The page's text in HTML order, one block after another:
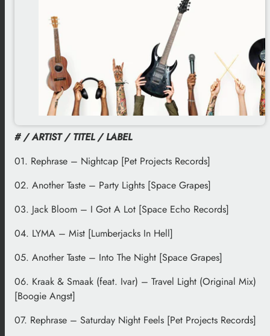
# / ARTIST / TITEL / LABEL
01. Rephrase – Nightcap [Pet Projects Records]
02. Another Taste – Party Lights [Space Grapes]
03. Jack Bloom – I Got A Lot [Space Echo Records]
04. LYMA – Mist [Lumberjacks In Hell]
05. Another Taste – Into The Night [Space Grapes]
06. Kraak & Smaak (feat. Ivar) – Travel Light (Original Mix)
[Boogie Angst]
07. Rephrase – Saturday Night Feels [Pet Projects Records]